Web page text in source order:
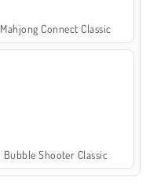
Mahjong Connect Classic
Bubble Shooter Classic